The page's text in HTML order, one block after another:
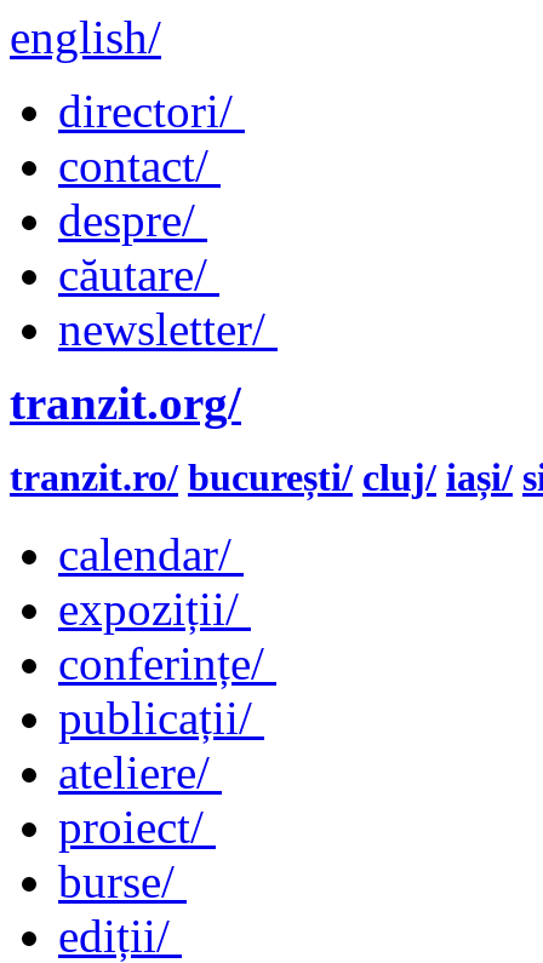
english/
directori/
contact/
despre/
căutare/
newsletter/
tranzit.org/
tranzit.ro/ bucurești/ cluj/ iași/
calendar/
expoziții/
conferințe/
publicații/
ateliere/
proiect/
burse/
ediții/